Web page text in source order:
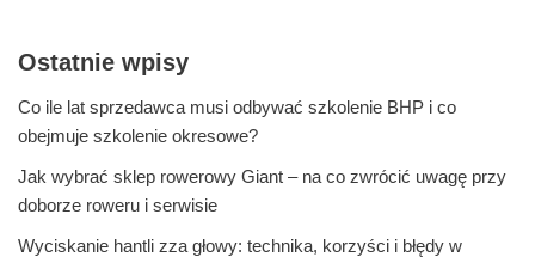
Ostatnie wpisy
Co ile lat sprzedawca musi odbywać szkolenie BHP i co
obejmuje szkolenie okresowe?
Jak wybrać sklep rowerowy Giant – na co zwrócić uwagę przy
doborze roweru i serwisie
Wyciskanie hantli zza głowy: technika, korzyści i błędy w